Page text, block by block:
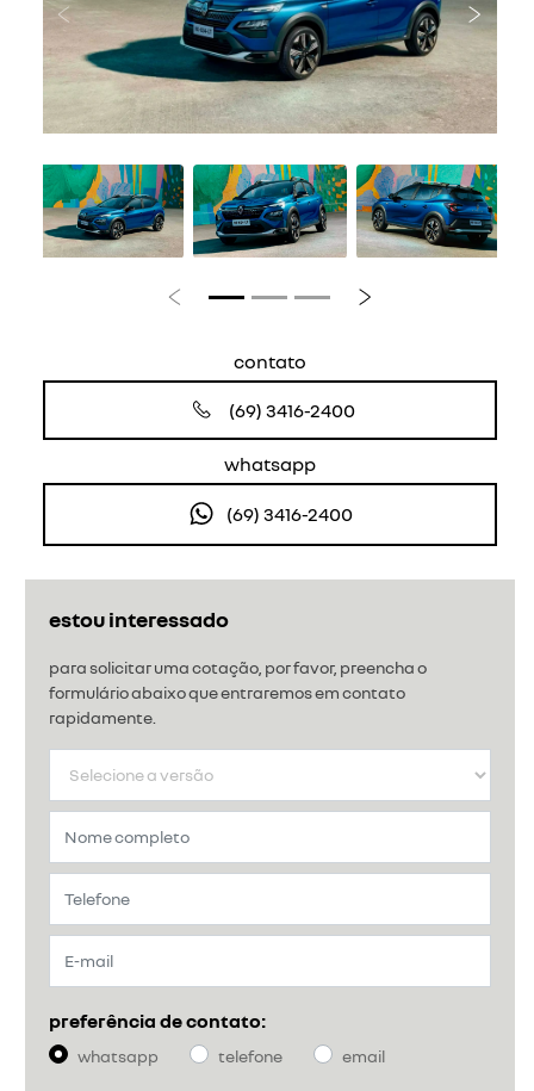
estou interessado
para solicitar uma cotação, por favor, preencha o
formulário abaixo que entraremos em contato
rapidamente.
preferência de contato:
whatsapp telefone email
Anterior
Anterior Próximo
contato
(69) 3416-2400
whatsapp
(69) 3416-2400